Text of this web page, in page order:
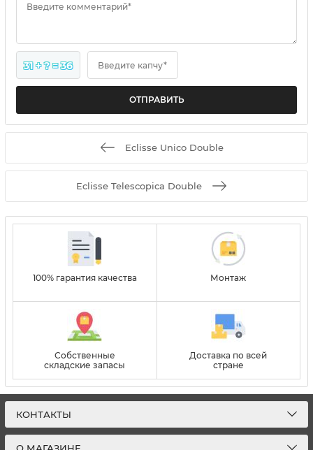
Введите комментарий*
31 + ? = 36 Введите капчу*
Eclisse Unico Double
Eclisse Telescopica Double
100% гарантия качества Монтаж
Собственные
складские запасы
Доставка по всей
стране
КОНТАКТЫ